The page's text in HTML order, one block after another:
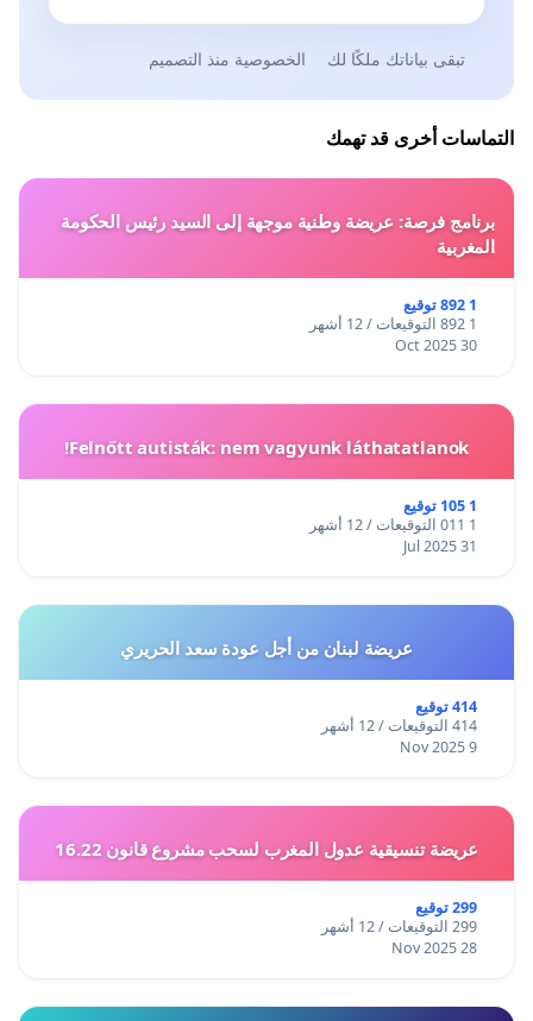
تبقى بياناتك ملكًا لك الخصوصية منذ التصميم
التماسات أخرى قد تهمك
برنامج فرصة: عريضة وطنية موجهة إلى السيد رئيس الحكومة
المغربية
1 892 توقيع
1 892 التوقيعات / 12 أشهر
30 Oct 2025
Felnőtt autisták: nem vagyunk láthatatlanok!
1 105 توقيع
1 011 التوقيعات / 12 أشهر
31 Jul 2025
عريضة لبنان من أجل عودة سعد الحريري
414 توقيع
414 التوقيعات / 12 أشهر
9 Nov 2025
عريضة تنسيقية عدول المغرب لسحب مشروع قانون 16.22
299 توقيع
299 التوقيعات / 12 أشهر
28 Nov 2025